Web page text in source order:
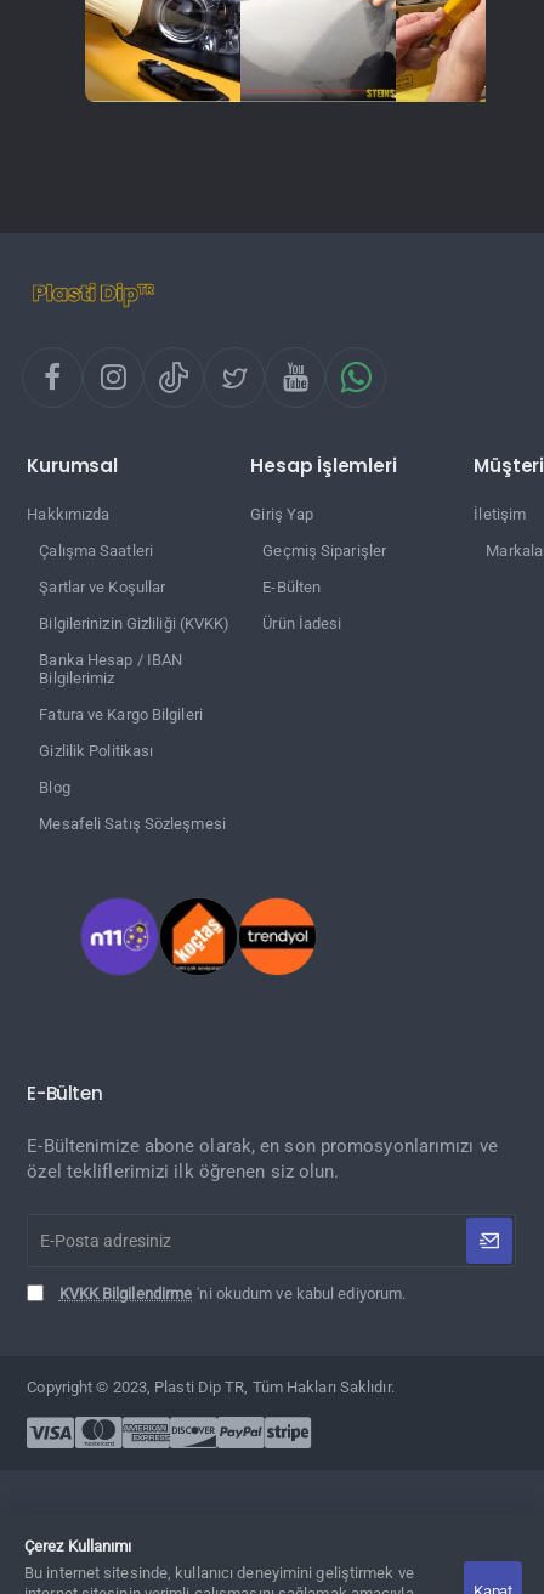
Çerez Kullanımı
Bu internet sitesinde, kullanıcı deneyimini geliştirmek ve
Kapat
Kurumsal
Hakkımızda
Çalışma Saatleri
Şartlar ve Koşullar
Bilgilerinizin Gizliliği (KVKK)
Banka Hesap / IBAN
Bilgilerimiz
Fatura ve Kargo Bilgileri
Gizlilik Politikası
Blog
Mesafeli Satış Sözleşmesi
Hesap İşlemleri
Giriş Yap
Geçmiş Siparişler
E-Bülten
Ürün İadesi
İletişim
E-Bülten
E-Bültenimize abone olarak, en son promosyonlarımızı ve
özel tekliflerimizi ilk öğrenen siz olun.
Posta
KVKK Bilgilendirme 'ni okudum ve kabul ediyorum.
Copyright © 2023, Plasti Dip TR, Tüm Hakları Saklıdır.